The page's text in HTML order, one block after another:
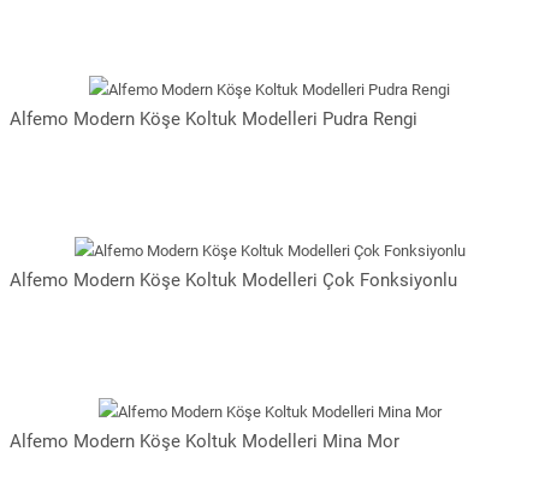
Alfemo Modern Köşe Koltuk Modelleri Pudra Rengi
Alfemo Modern Köşe Koltuk Modelleri Çok Fonksiyonlu
Alfemo Modern Köşe Koltuk Modelleri Mina Mor